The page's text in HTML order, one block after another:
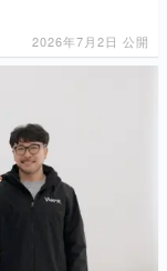
2026年7月2日 公開